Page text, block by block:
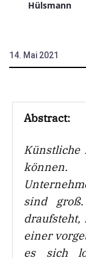
Hülsmann
14. Mai 2021
Abstract:
Künstliche
sind
draufsteht,
einer
es sich